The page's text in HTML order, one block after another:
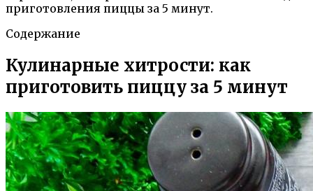
приготовления пиццы за 5 минут.
Содержание
Кулинарные хитрости: как
приготовить пиццу за 5 минут